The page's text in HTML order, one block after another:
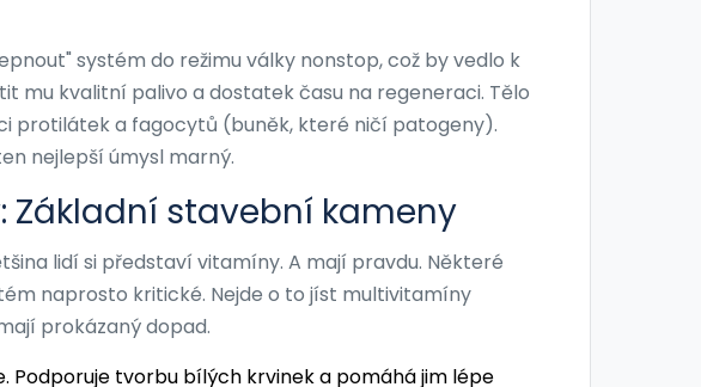
systém do režimu války nonstop, což by vedlo k
mu kvalitní palivo a dostatek času na regeneraci. Tělo
protilátek a fagocytů (buněk, které ničí patogeny).
nejlepší úmysl marný.
stavební kameny
lidí si představí vitamíny. A mají pravdu. Některé
naprosto kritické. Nejde o to jíst multivitamíny
prokázaný dopad.
Podporuje tvorbu bílých krvinek a pomáhá jim lépe